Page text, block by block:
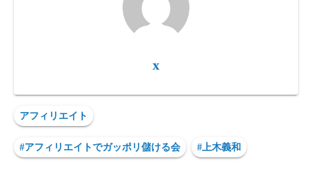
x
アフィリエイト
#アフィリエイトでガッポリ儲ける会 #上木義和